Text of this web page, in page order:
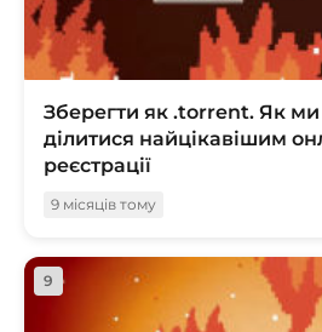
Зберегти як .torrent. Як
ділитися найцікавішим
реєстрації
9 місяців тому
9